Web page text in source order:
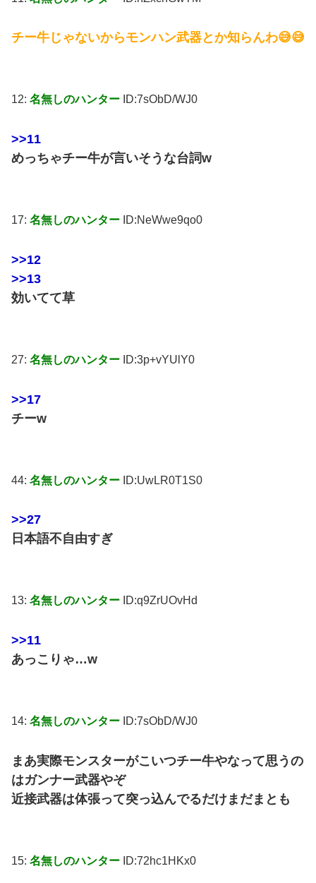
チー牛じゃないからモンハン武器とか知らんわ😅😅
12: 名無しのハンター ID:7sObD/WJ0
>>11
めっちゃチー牛が言いそうな台詞w
17: 名無しのハンター ID:NeWwe9qo0
>>12
>>13
効いてて草
27: 名無しのハンター ID:3p+vYUlY0
>>17
チーw
44: 名無しのハンター ID:UwLR0T1S0
>>27
日本語不自由すぎ
13: 名無しのハンター ID:q9ZrUOvHd
>>11
あっこりゃ…w
14: 名無しのハンター ID:7sObD/WJ0
まあ実際モンスターがこいつチー牛やなって思うの
はガンナー武器やぞ
近接武器は体張って突っ込んでるだけまだまとも
15: 名無しのハンター ID:72hc1HKx0